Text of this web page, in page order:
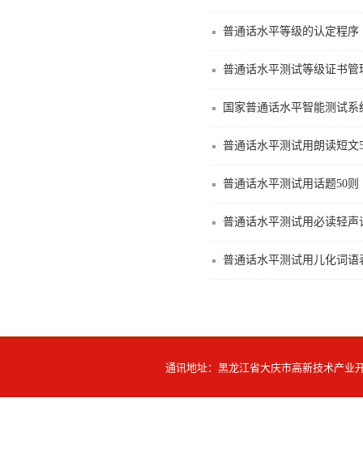
普通话水平等级的认定程序
普通话水平测试等级证书管
国家普通话水平智能测试系
普通话水平测试用朗读短文
普通话水平测试用话题50则
普通话水平测试用必读轻声
普通话水平测试用儿化词语
通讯地址：黑龙江省大庆市高新技术产